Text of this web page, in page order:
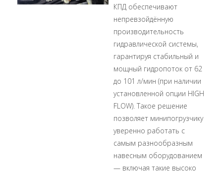
КПД обеспечивают
непревзойдённую
производительность
гидравлической системы,
гарантируя стабильный и
мощный гидропоток от 62
до 101 л/мин (при наличии
установленной опции HIGH
FLOW). Такое решение
позволяет минипогрузчику
уверенно работать с
самым разнообразным
навесным оборудованием
— включая такие высоко